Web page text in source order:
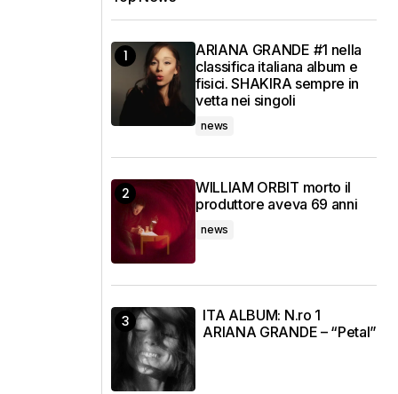
ARIANA GRANDE #1 nella
classifica italiana album e
fisici. SHAKIRA sempre in
vetta nei singoli
news
WILLIAM ORBIT morto il
produttore aveva 69 anni
news
ITA ALBUM: N.ro 1
ARIANA GRANDE – “Petal”